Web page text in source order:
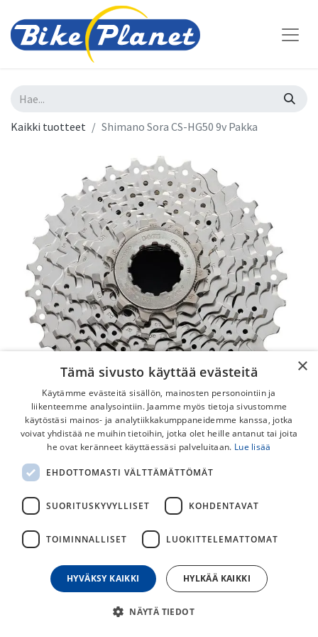
Kaikki tuotteet Shimano Sora CS-HG50 9v Pakka
Shimano Sora CS-HG50 9v Pakka
Shimano Sora 9v rataspakka.
Shimano 9-vaihteinen rataspakka.
49,00€
päivän alin hinta
×
Tämä sivusto käyttää evästeitä
Käytämme evästeitä sisällön, mainosten personointiin ja
liikenteemme analysointiin. Jaamme myös tietoja sivustomme
käytöstäsi mainos- ja analytiikkakumppaneidemme kanssa, jotka
voivat yhdistää ne muihin tietoihin, jotka olet heille antanut tai joita
he ovat keränneet käyttäessäsi palveluitaan. Lue lisää
EHDOTTOMASTI VÄLTTÄMÄTTÖMÄT
SUORITUSKYVYLLISET KOHDENTAVAT
TOIMINNALLISET LUOKITTELEMATTOMAT
HYVÄKSY KAIKKI HYLKÄÄ KAIKKI
NÄYTÄ TIEDOT